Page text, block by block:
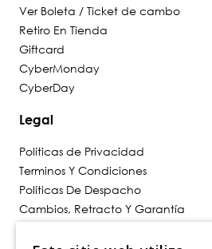
Ver Boleta / Ticket de cambo
Retiro En Tienda
Giftcard
CyberMonday
CyberDay
Legal
Políticas de Privacidad
Terminos Y Condiciones
Políticas De Despacho
Cambios, Retracto Y Garantía